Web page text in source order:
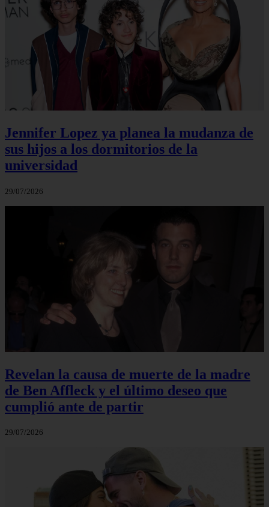
Jennifer Lopez ya planea la mudanza de
sus hijos a los dormitorios de la
universidad
29/07/2026
Revelan la causa de muerte de la madre
de Ben Affleck y el último deseo que
cumplió ante de partir
29/07/2026